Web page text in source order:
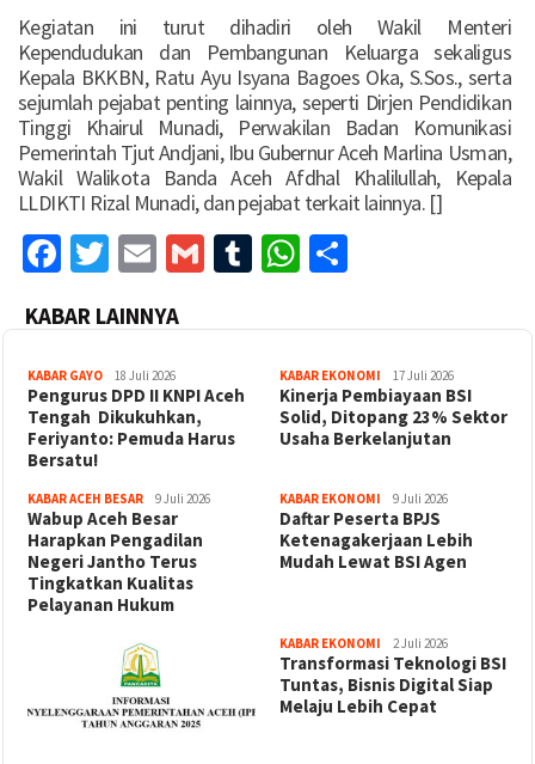
Kegiatan ini turut dihadiri oleh Wakil Menteri
Kependudukan dan Pembangunan Keluarga sekaligus
Kepala BKKBN, Ratu Ayu Isyana Bagoes Oka, S.Sos., serta
sejumlah pejabat penting lainnya, seperti Dirjen Pendidikan
Tinggi Khairul Munadi, Perwakilan Badan Komunikasi
Pemerintah Tjut Andjani, Ibu Gubernur Aceh Marlina Usman,
Wakil Walikota Banda Aceh Afdhal Khalilullah, Kepala
LLDIKTI Rizal Munadi, dan pejabat terkait lainnya. []
Facebook
Twitter
EmailGmailTumblrWhatsApp
KABAR LAINNYA
KABAR GAYO 18 Juli 2026
‎Pengurus DPD II KNPI Aceh
Tengah Dikukuhkan,
Feriyanto: Pemuda Harus
Bersatu!
KABAR EKONOMI 17 Juli 2026
Kinerja Pembiayaan BSI
Solid, Ditopang 23% Sektor
Usaha Berkelanjutan
KABAR ACEH BESAR 9 Juli 2026
Wabup Aceh Besar
Harapkan Pengadilan
Negeri Jantho Terus
Tingkatkan Kualitas
Pelayanan Hukum
KABAR EKONOMI 9 Juli 2026
Daftar Peserta BPJS
Ketenagakerjaan Lebih
Mudah Lewat BSI Agen
KABAR EKONOMI 2 Juli 2026
Transformasi Teknologi BSI
Tuntas, Bisnis Digital Siap
Melaju Lebih Cepat